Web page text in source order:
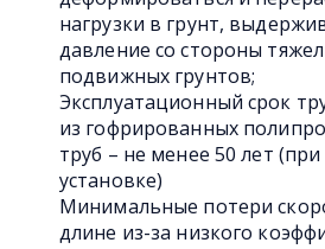
нагрузки в грунт,
давление со стороны
подвижных грунтов;
Эксплуатационный срок
из гофрированных
труб – не менее 50 лет
установке)
Минимальные потери
длине из-за низкого